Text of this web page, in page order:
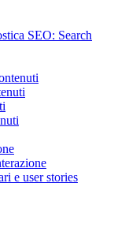
SEO: Search
e user stories